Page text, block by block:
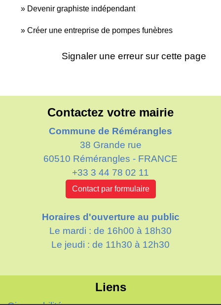
Devenir graphiste indépendant
Créer une entreprise de pompes funèbres
Signaler une erreur sur cette page
Contactez votre mairie
Commune de Rémérangles
38 Grande rue
60510 Rémérangles - FRANCE
+33 3 44 78 02 11
Contact par formulaire
Horaires d'ouverture au public
Le mardi : de 16h00 à 18h30
Le jeudi : de 11h30 à 12h30
Liens